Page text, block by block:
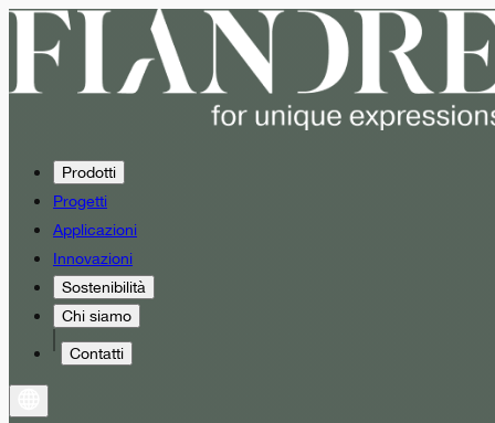
Prodotti
Progetti
Applicazioni
Innovazioni
Sostenibilità
Chi siamo
Contatti